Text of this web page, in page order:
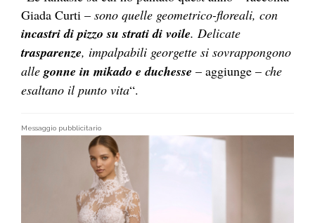
Giada Curti – sono quelle geometrico-floreali, con
incastri di pizzo su strati di voile. Delicate
trasparenze, impalpabili georgette si sovrappongono
alle gonne in mikado e duchesse – aggiunge – che
esaltano il punto vita“.
Messaggio pubblicitario